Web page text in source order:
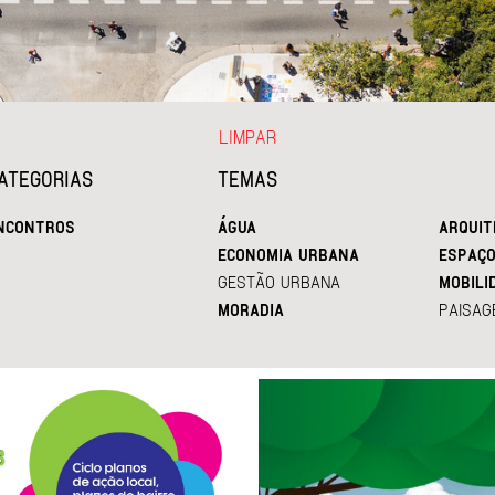
TEMAS
ÁGUA
ECONOMIA URBANA
GESTÃO URBANA
MORADIA
LIMPAR